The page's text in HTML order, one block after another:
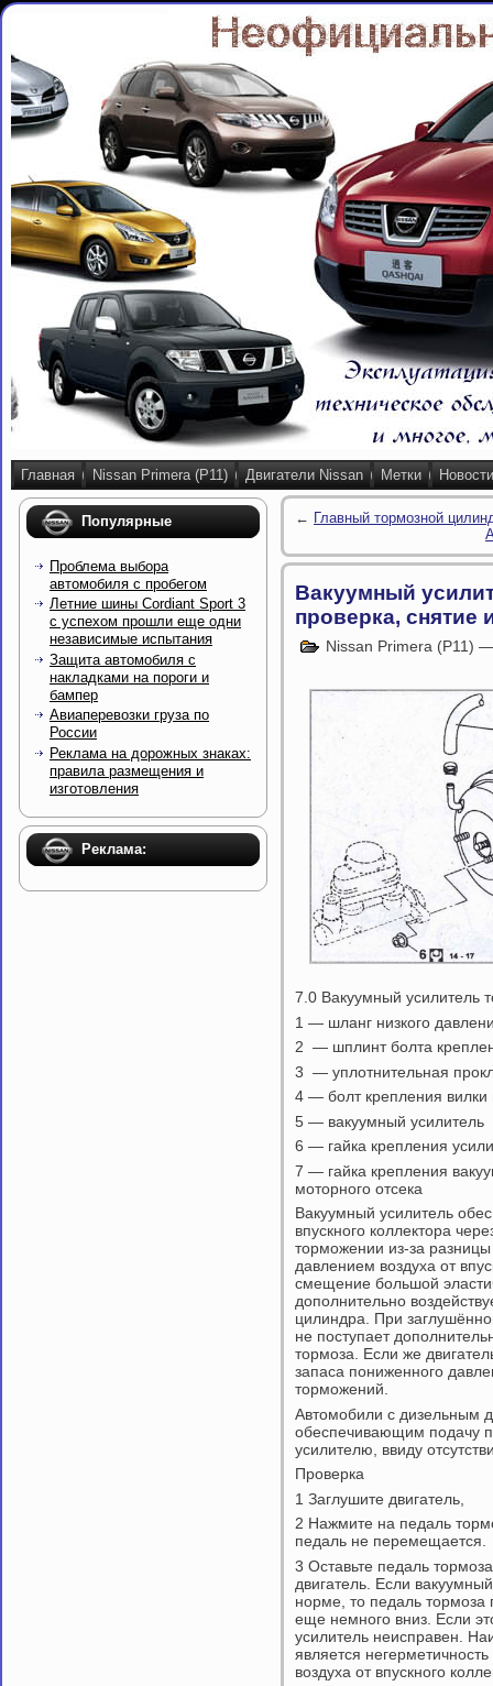
Главная Nissan Primera (P11) Двигатели Nissan Метки Новости
Популярные
Проблема выбора
автомобиля с пробегом
Летние шины Cordiant Sport 3
с успехом прошли еще одни
независимые испытания
Защита автомобиля с
накладками на пороги и
бампер
Авиаперевозки груза по
России
Реклама на дорожных знаках:
правила размещения и
изготовления
Реклама:
← Главный тормозной
Вакуумный
проверка, снятие
Nissan Primera (P11)
7.0 Вакуумный усилитель
1 — шланг низкого
2 — шплинт болта
3 — уплотнительная
4 — болт крепления вилки
5 — вакуумный усилитель
6 — гайка крепления
7 — гайка крепления
моторного отсека
Вакуумный усилитель
впускного коллектора
торможении из-за
давлением воздуха от
смещение большой
дополнительно
цилиндра. При
не поступает
тормоза. Если же
запаса пониженного
торможений.
Автомобили с дизельным
обеспечивающим подачу
усилителю, ввиду
Проверка
1 Заглушите двигатель,
2 Нажмите на педаль
педаль не перемещается.
3 Оставьте педаль
двигатель. Если
норме, то педаль тормоза
еще немного вниз. Если
усилитель неисправен.
является
воздуха от впускного